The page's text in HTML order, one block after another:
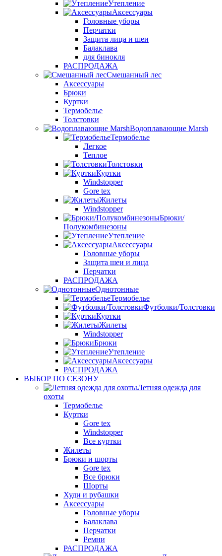
Утепление
Аксессуары
Головные уборы
Перчатки
Защита лица и шеи
Балаклава
для бинокля
РАСПРОДАЖА
Смешанный лес
Аксессуары
Брюки
Куртки
Термобелье
Толстовки
Водоплавающие Marsh
Термобелье
Легкое
Теплое
Толстовки
Куртки
Windstopper
Gore tex
Жилеты
Windstopper
Брюки/
Полукомбинезоны
Утепление
Аксессуары
Головные уборы
Защита шеи и лица
Перчатки
РАСПРОДАЖА
Однотонные
Термобелье
Футболки/Толстовки
Куртки
Жилеты
Windstopper
Брюки
Утепление
Аксессуары
РАСПРОДАЖА
ВЫБОР ПО СЕЗОНУ
Летняя одежда для
охоты
Термобелье
Куртки
Gore tex
Windstopper
Все куртки
Жилеты
Брюки и шорты
Gore tex
Все брюки
Шорты
Худи и рубашки
Аксессуары
Головные уборы
Балаклава
Перчатки
Ремни
РАСПРОДАЖА